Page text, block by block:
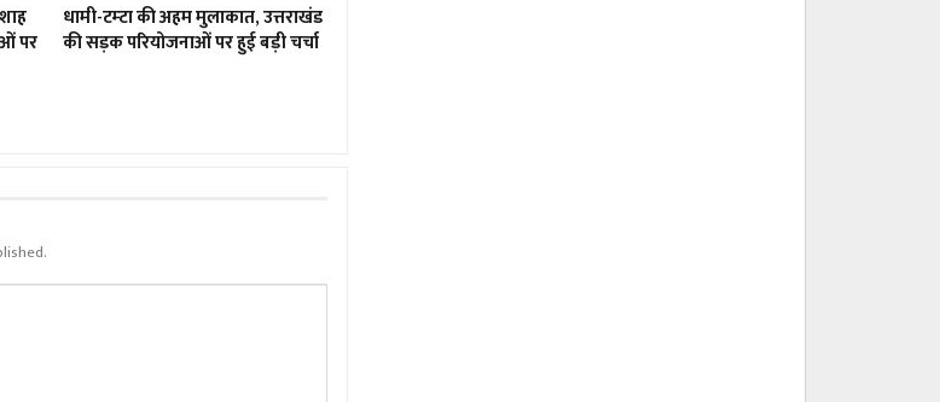
पर
धामी-टम्टा की अहम मुलाकात, उत्तराखंड
की सड़क परियोजनाओं पर हुई बड़ी चर्चा